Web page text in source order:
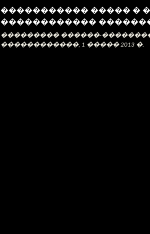
����������� ����� �
������������
��������� ������-
������������, 1 �����2013 �.